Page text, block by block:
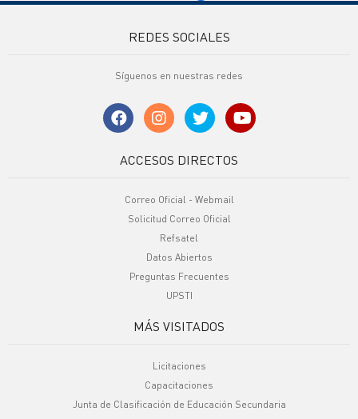
REDES SOCIALES
Síguenos en nuestras redes
ACCESOS DIRECTOS
Correo Oficial - Webmail
Solicitud Correo Oficial
Refsatel
Datos Abiertos
Preguntas Frecuentes
UPSTI
MÁS VISITADOS
Licitaciones
Capacitaciones
Junta de Clasificación de Educación Secundaria